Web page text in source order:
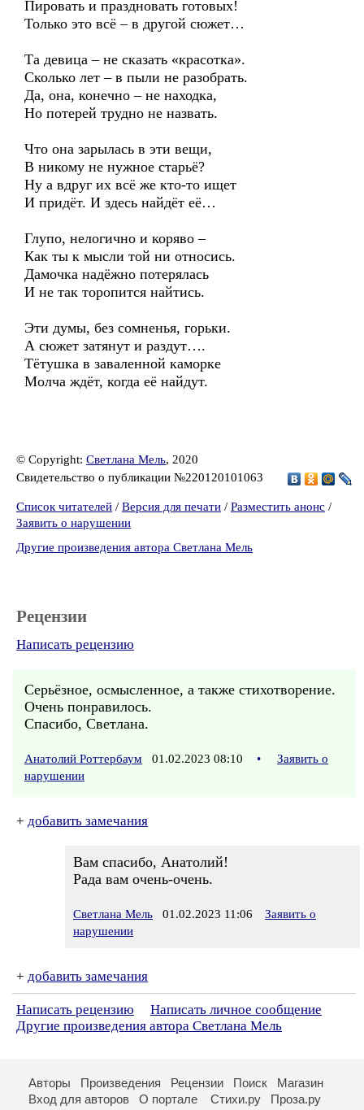
Пировать и праздновать готовых!
Только это всё – в другой сюжет…
Та девица – не сказать «красотка».
Сколько лет – в пыли не разобрать.
Да, она, конечно – не находка,
Но потерей трудно не назвать.
Что она зарылась в эти вещи,
В никому не нужное старьё?
Ну а вдруг их всё же кто-то ищет
И придёт. И здесь найдёт её…
Глупо, нелогично и коряво –
Как ты к мысли той ни относись.
Дамочка надёжно потерялась
И не так торопится найтись.
Эти думы, без сомненья, горьки.
А сюжет затянут и раздут….
Тётушка в заваленной каморке
Молча ждёт, когда её найдут.
© Copyright: Светлана Мель, 2020
Свидетельство о публикации №220120101063
Список читателей / Версия для печати / Разместить анонс /
Заявить о нарушении
Другие произведения автора Светлана Мель
Рецензии
Написать рецензию
Серьёзное, осмысленное, а также стихотворение.
Очень понравилось.
Спасибо, Светлана.
Анатолий Роттербаум 01.02.2023 08:10 •
Заявить о
нарушении
+ добавить замечания
Вам спасибо, Анатолий!
Рада вам очень-очень.
Светлана Мель 01.02.2023 11:06
Заявить о
нарушении
+ добавить замечания
Написать рецензию
Написать личное сообщение
Другие произведения автора Светлана Мель
Авторы Произведения Рецензии Поиск
Магазин
Вход для авторов
О портале Стихи.ру Проза.ру